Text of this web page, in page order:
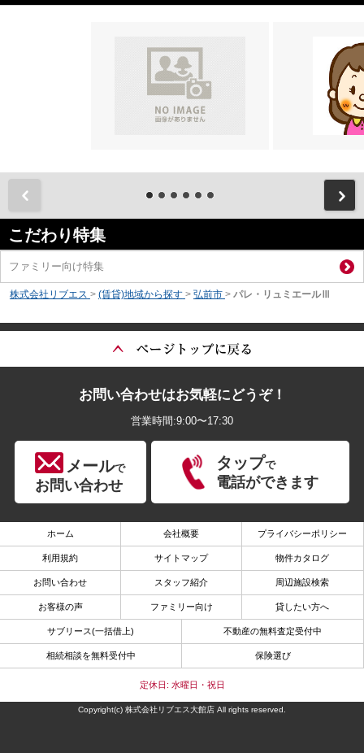
こだわり特集
ファミリー向け特集
株式会社リブエス > (賃貸)地域から探す > 弘前市 > パレ・リュミエールⅢ
お問い合わせはお気軽にどうぞ！
営業時間:9:00〜17:30
メールで
お問い合わせ
タップで
電話ができます
ホーム 会社概要 プライバシーポリシー
利用規約 サイトマップ 物件カタログ
お問い合わせ スタッフ紹介 周辺施設検索
お客様の声 ファミリー向け 貸したい方へ
サブリース(一括借上) 不動産の無料査定受付中
相続相談を無料受付中 保険選び
定休日: 水曜日・祝日
Copyright(c) 株式会社リブエス大館店 All rights reserved.